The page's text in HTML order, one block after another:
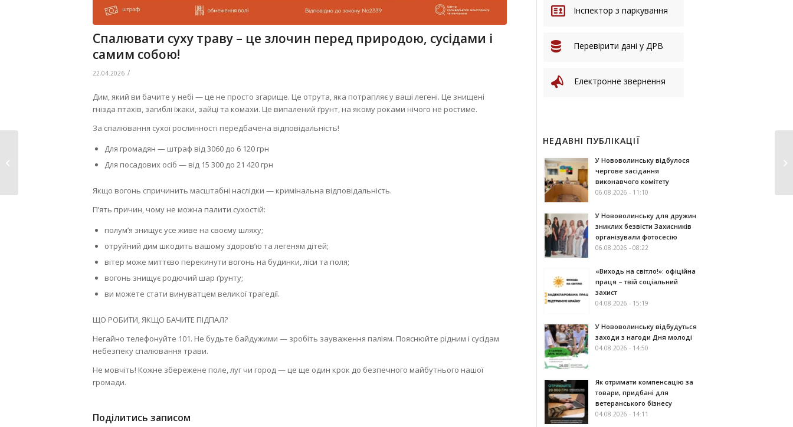
Спалювати суху траву – це злочин перед природою, сусідами і
самим собою!
22.04.2026 /
Дим, який ви бачите у небі — це не просто згарище. Це отрута, яка потрапляє у ваші легені. Це знищені
гнізда птахів, загиблі їжаки, зайці та комахи. Це випалений ґрунт, на якому роками нічого не ростиме.
За спалювання сухої рослинності передбачена відповідальність!
Для громадян — штраф від 3060 до 6 120 грн
Для посадових осіб — від 15 300 до 21 420 грн
Якщо вогонь спричинить масштабні наслідки — кримінальна відповідальність.
П’ять причин, чому не можна палити сухостій:
полум’я знищує усе живе на своєму шляху;
отруйний дим шкодить вашому здоров’ю та легеням дітей;
вітер може миттєво перекинути вогонь на будинки, ліси та поля;
вогонь знищує родючий шар ґрунту;
ви можете стати винуватцем великої трагедії.
ЩО РОБИТИ, ЯКЩО БАЧИТЕ ПІДПАЛ?
Негайно телефонуйте 101. Не будьте байдужими — зробіть зауваження паліям. Пояснюйте рідним і сусідам
небезпеку спалювання трави.
Не мовчіть! Кожне збережене поле, луг чи город — це ще один крок до безпечного майбутнього нашої
громади.
Поділитись записом
Інспектор з паркування
Перевірити дані у ДРВ
Електронне звернення
НЕДАВНІ ПУБЛІКАЦІЇ
У Нововолинську відбулося
чергове засідання
виконавчого комітету
06.08.2026 - 11:10
У Нововолинську для дружин
зниклих безвісти Захисників
організували фотосесію
06.08.2026 - 08:22
«Виходь на світло!»: офіційна
праця – твій соціальний
захист
04.08.2026 - 15:19
У Нововолинську відбудуться
заходи з нагоди Дня молоді
04.08.2026 - 14:50
Як отримати компенсацію за
товари, придбані для
ветеранського бізнесу
04.08.2026 - 14:11
охорони праці у 2026